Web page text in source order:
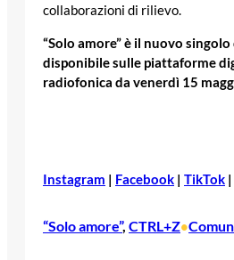
collaborazioni di rilievo.
“Solo amore” è il nuovo singolo
disponibile sulle piattaforme
radiofonica da venerdì 15
Instagram | Facebook | TikTok |
“Solo amore”, CTRL+Z•